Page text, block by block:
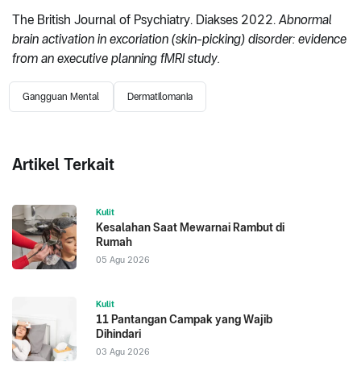
The British Journal of Psychiatry. Diakses 2022. Abnormal
brain activation in excoriation (skin-picking) disorder: evidence
from an executive planning fMRI study.
Gangguan Mental Dermatilomania
Artikel Terkait
Kulit
Kesalahan Saat Mewarnai Rambut di
Rumah
05 Agu 2026
Kulit
11 Pantangan Campak yang Wajib
Dihindari
03 Agu 2026